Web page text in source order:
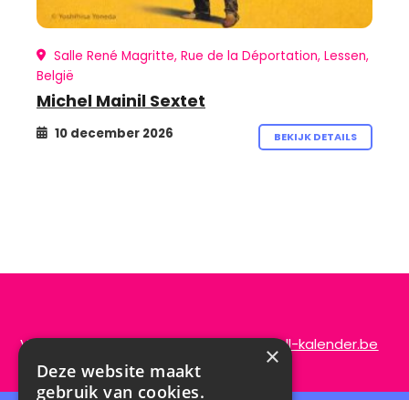
Salle René Magritte, Rue de la Déportation, Lessen,
België
Michel Mainil Sextet
10 december 2026 BEKIJK DETAILS
Vragen of opmerkingen?info@de-scroll-kalender.be
×
Deze website maakt
gebruik van cookies.